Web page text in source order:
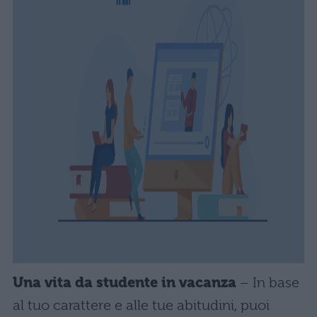
Una vita da studente in vacanza – In base
al tuo carattere e alle tue abitudini, puoi